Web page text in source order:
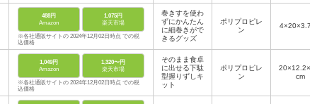
488円
Amazon
1,075円
楽天市場
※各社通販サイトの 2024年12月02日時点 での税
込価格
巻きすを使わ
ずにかんたん
に細巻きがで
きるグッズ
ポリプロピレ
ン
4×20×3.7cm
1,049円
Amazon
1,320〜円
楽天市場
※各社通販サイトの 2024年12月02日時点 での税
込価格
そのまま食卓
に出せる下駄
型握りずしキ
ット
ポリプロピレ
ン
20×12.2×4.4
cm